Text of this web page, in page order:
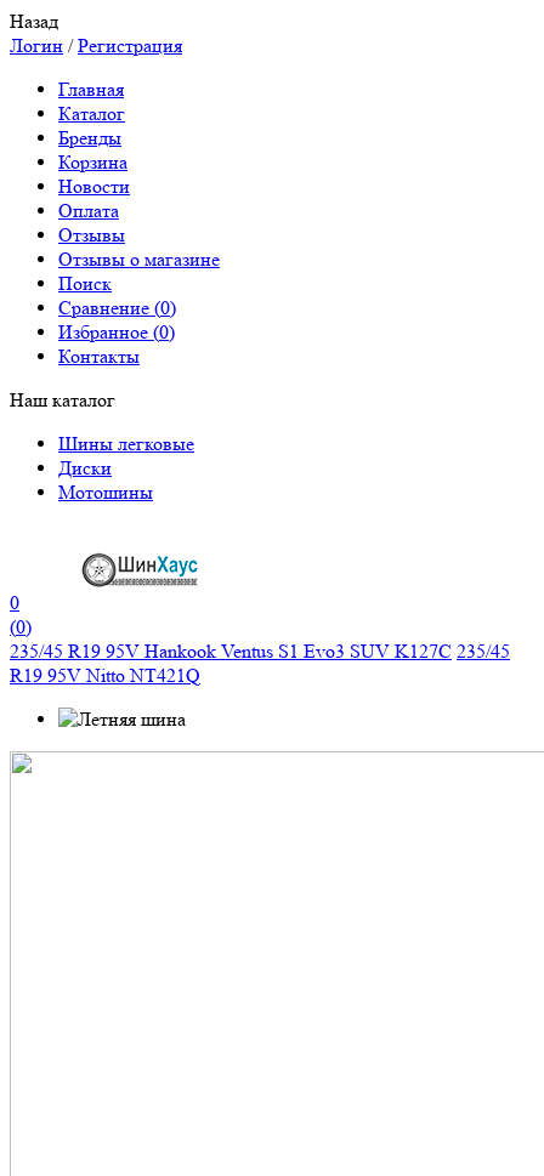
Назад
Логин /Регистрация
Главная
Каталог
Бренды
Корзина
Новости
Оплата
Отзывы
Отзывы о магазине
Поиск
Сравнение (0)
Избранное (0)
Контакты
Наш каталог
Шины легковые
Диски
Мотошины
0
(0)
235/45 R19 95V Hankook Ventus S1 Evo3 SUV K127C 235/45
R19 95V Nitto NT421Q